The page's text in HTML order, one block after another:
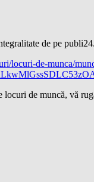
de pe
locuri-de-munca/
locuri de muncă, vă